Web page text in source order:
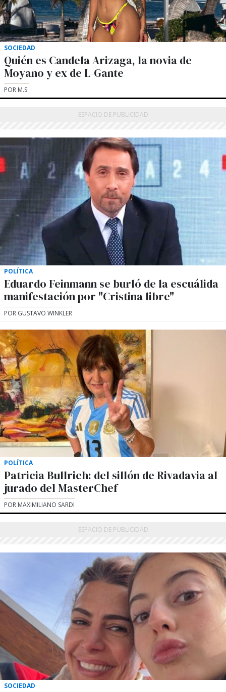
SOCIEDAD
Quién es Candela Arizaga, la novia de
Moyano y ex de L-Gante
POR M.S.
POLÍTICA
Eduardo Feinmann se burló de la escuálida
manifestación por "Cristina libre"
POR GUSTAVO WINKLER
POLÍTICA
Patricia Bullrich: del sillón de Rivadavia al
jurado del MasterChef
POR MAXIMILIANO SARDI
SOCIEDAD